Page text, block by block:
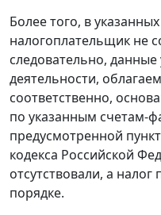
Более того, в
налогоплательщик не
следовательно, данные
деятельности,
соответственно,
по указанным счетам-
предусмотренной
кодекса Российской
отсутствовали, а
порядке.